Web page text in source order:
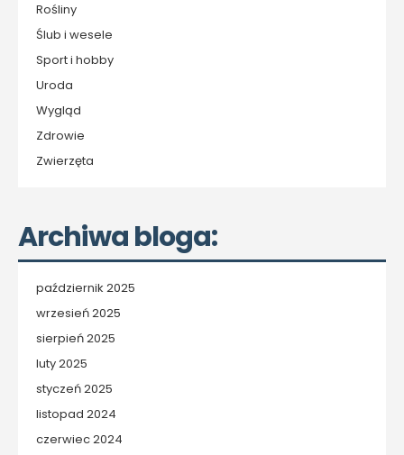
Rośliny
Ślub i wesele
Sport i hobby
Uroda
Wygląd
Zdrowie
Zwierzęta
Archiwa bloga:
październik 2025
wrzesień 2025
sierpień 2025
luty 2025
styczeń 2025
listopad 2024
czerwiec 2024